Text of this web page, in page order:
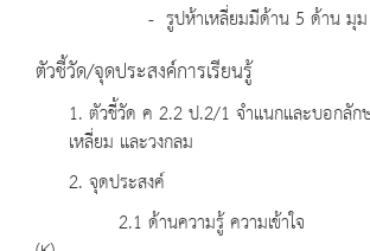
- รูปห้าเหลี่ยมมีด้าน 5 ด้าน มุม
ตัวชี้วัด/จุดประสงค์การเรียนรู้
1. ตัวชี้วัด ค 2.2 ป.2/1 จำแนกและบอกลั
เหลี่ยม และวงกลม
2. จุดประสงค์
2.1 ด้านความรู้ ความเข้าใจ